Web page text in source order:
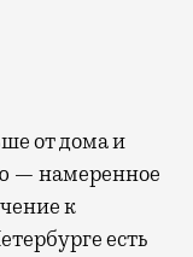
от дома и
— намеренное
к
есть